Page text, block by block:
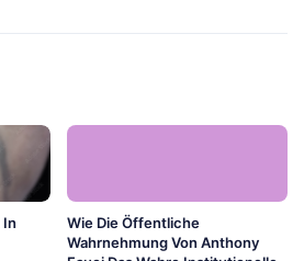
In
Wie Die Öffentliche
Wahrnehmung Von Anthony